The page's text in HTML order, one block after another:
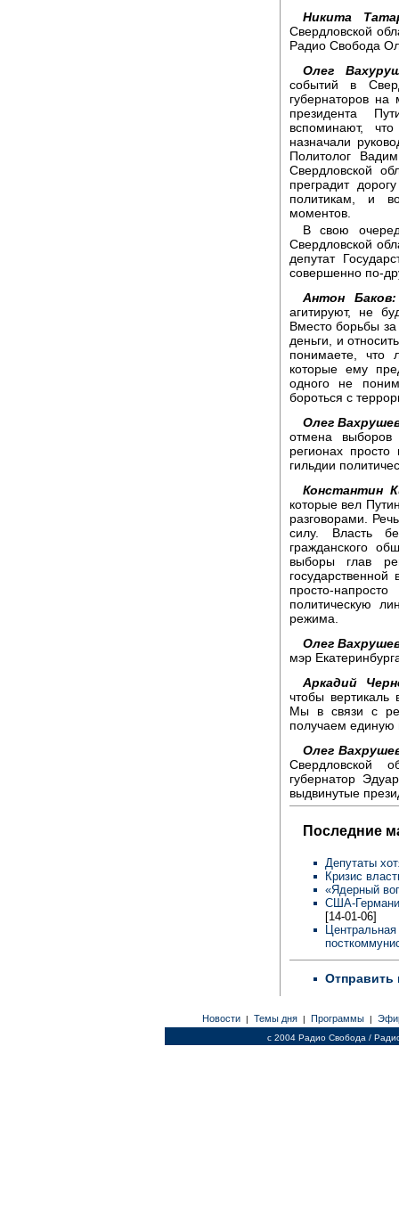
Никита
Свердловской
Радио Свобода
Олег
событий в
губернаторов
президента
вспоминают,
назначали
Политолог
Свердловской
преградит
политикам, и
моментов.
В свою
Свердловской
депутат
совершенно по-
Антон Баков:
агитируют, не
Вместо борьбы за
деньги, и
понимаете, что
которые ему
одного не
бороться с
Олег
отмена выборов
регионах просто
гильдии
Константин
которые вел
разговорами.
силу. Власть
гражданского
выборы глав
просто-
политическую
режима.
Олег
мэр
Аркадий
чтобы вертикаль
Мы в связи с
получаем единую
Олег
Свердловской
губернатор
выдвинутые
Последние
Депутаты
Кризис
«Ядерный
США-
[14-01-06]
Отправить
Новости | Темы дня | Программы |
c 2004 Радио Свобода /